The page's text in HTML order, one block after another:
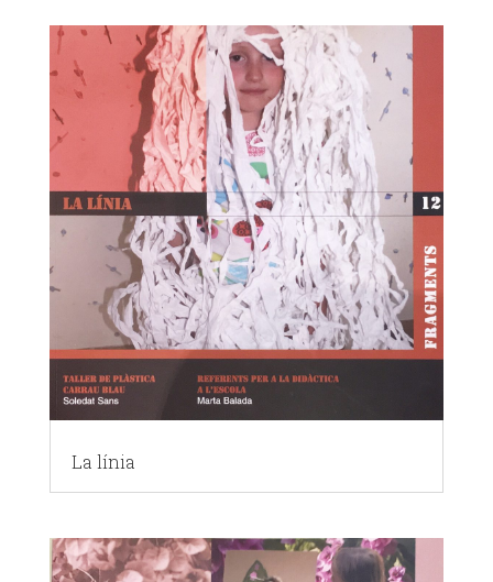
La línia